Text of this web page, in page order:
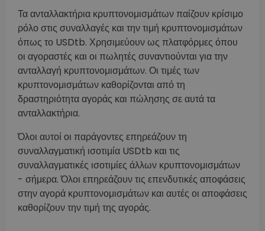
Τα ανταλλακτήρια κρυπτονομισμάτων παίζουν κρίσιμο
ρόλο στις συναλλαγές και την τιμή κρυπτονομισμάτων
όπως το USDtb. Χρησιμεύουν ως πλατφόρμες όπου
οι αγοραστές και οι πωλητές συναντιούνται για την
ανταλλαγή κρυπτονομισμάτων. Οι τιμές των
κρυπτονομισμάτων καθορίζονται από τη
δραστηριότητα αγοράς και πώλησης σε αυτά τα
ανταλλακτήρια.
Όλοι αυτοί οι παράγοντες επηρεάζουν τη
συναλλαγματική ισοτιμία USDtb και τις
συναλλαγματικές ισοτιμίες άλλων κρυπτονομισμάτων
- σήμερα. Όλοι επηρεάζουν τις επενδυτικές αποφάσεις
στην αγορά κρυπτονομισμάτων και αυτές οι αποφάσεις
καθορίζουν την τιμή της αγοράς.